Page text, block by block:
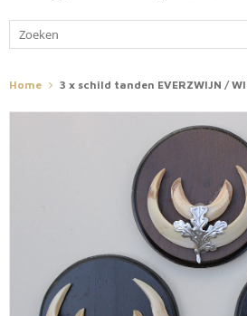
Home 3 x schild tanden EVERZWIJN /